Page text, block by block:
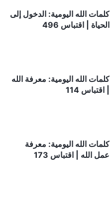
كلمات الله اليومية: الدخول إلى
الحياة | اقتباس 496
كلمات الله اليومية: معرفة الله
| اقتباس 114
كلمات الله اليومية: معرفة
عمل الله | اقتباس 173